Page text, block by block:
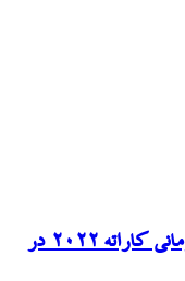
درخشش امیرعلی مالکی در مسابقات قهرمانی کاراته ۲۰۲۲ در